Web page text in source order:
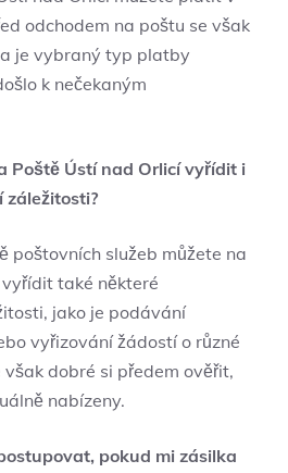
odchodem na poštu se však
je vybraný typ platby
k nečekaným
Poště Ústí nad Orlicí vyřídit i
poštovních služeb můžete na
také některé
jako je podávání
vyřizování žádostí o různé
však dobré si předem ověřit,
nabízeny.
pokud mi zásilka